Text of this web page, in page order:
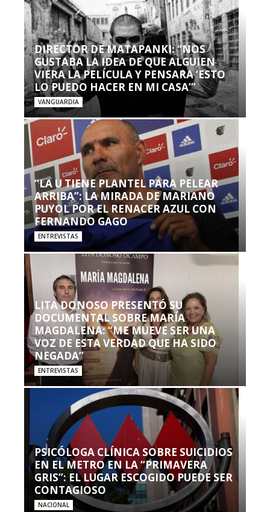
DIRECTOR DE MATAPANKI: “NOS
GUSTABA LA IDEA DE QUE ALGUIEN
VIERA LA PELÍCULA Y PENSARA ‘ESTO
LO PUEDO HACER EN MI CASA’”
VANGUARDIA
“LA U TIENE PLANTEL PARA PELEAR
ARRIBA”: LA MIRADA DE MARIANO
PUYOL POR EL RENACER AZUL CON
FERNANDO GAGO
ENTREVISTAS
LITA DONOSO PRESENTÓ SU
DOCUMENTAL SOBRE MARÍA
MAGDALENA: “ME MUEVE SER UNA
VOZ DE ESTA VERDAD QUE HA SIDO
NEGADA”
ENTREVISTAS
PSICÓLOGA CLÍNICA SOBRE SUICIDIOS
EN EL METRO EN LA “PRIMAVERA
GRIS”: EL LUGAR ESCOGIDO PUEDE SER
CONTAGIOSO
NACIONAL